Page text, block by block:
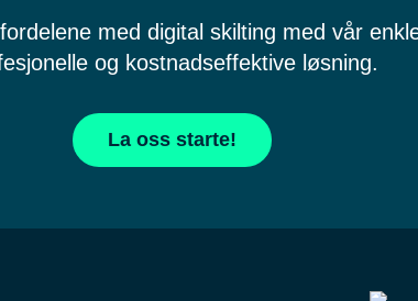
med digital skilting med vår
og kostnadseffektive løsning.
La oss starte!